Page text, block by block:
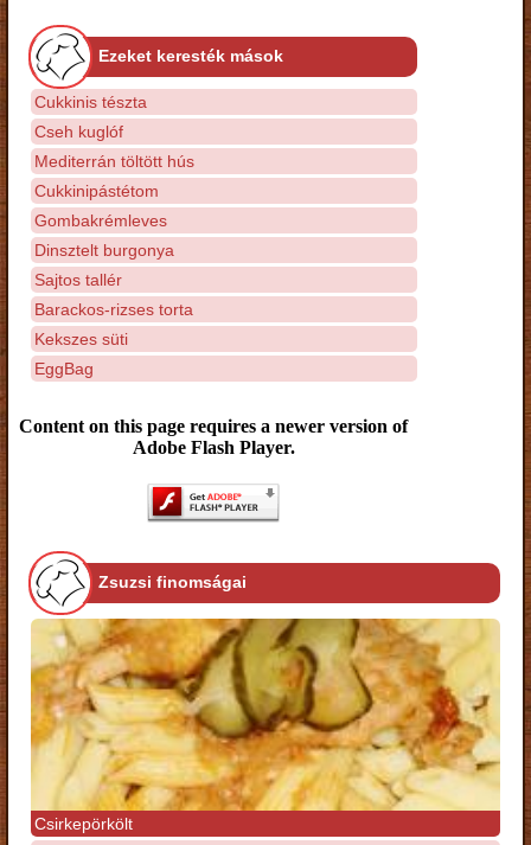
Ezeket keresték mások
Cukkinis tészta
Cseh kuglóf
Mediterrán töltött hús
Cukkinipástétom
Gombakrémleves
Dinsztelt burgonya
Sajtos tallér
Barackos-rizses torta
Kekszes süti
EggBag
Content on this page requires a newer version of
Adobe Flash Player.
Zsuzsi finomságai
Csirkepörkölt